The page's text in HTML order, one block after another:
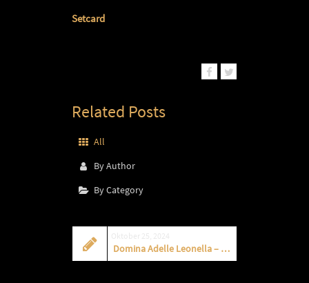
Setcard
Related Posts
All
By Author
By Category
Domina Adelle Leonella – Escort & Dominastudio